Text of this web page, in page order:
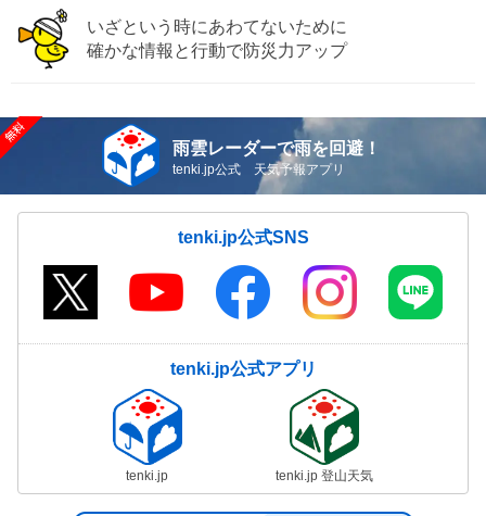
いざという時にあわてないために
確かな情報と行動で防災力アップ
雨雲レーダーで雨を回避！
tenki.jp公式 天気予報アプリ
tenki.jp公式SNS
tenki.jp公式アプリ
tenki.jp tenki.jp 登山天気